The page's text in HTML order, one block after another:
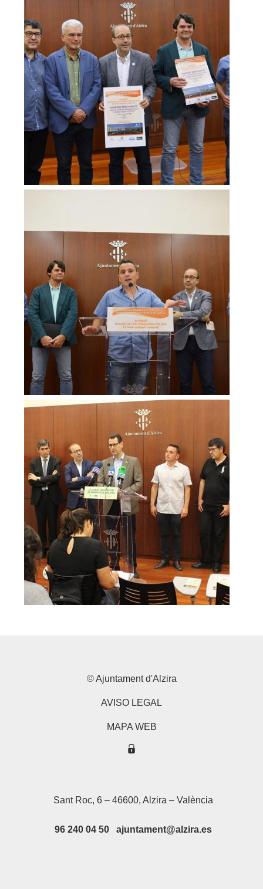
© Ajuntament d'Alzira
AVISO LEGAL
MAPA WEB
Sant Roc, 6 – 46600, Alzira – València
96 240 04 50 ajuntament@alzira.es